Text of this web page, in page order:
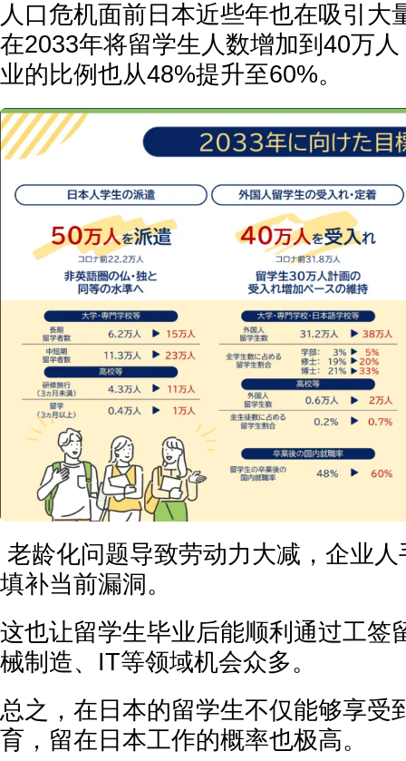
人口危机面前日本近些年也在吸引大
在2033年将留学生人数增加到40万
业的比例也从48%提升至60%。
老龄化问题导致劳动力大减，企业
填补当前漏洞。
这也让留学生毕业后能顺利通过工签
械制造、IT等领域机会众多。
总之，在日本的留学生不仅能够享受
育，留在日本工作的概率也极高。